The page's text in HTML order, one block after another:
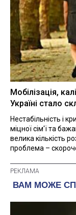
Мобілізація,
Україні стало
Нестабільність і
міцної сім'ї та
велика кількість
проблема –